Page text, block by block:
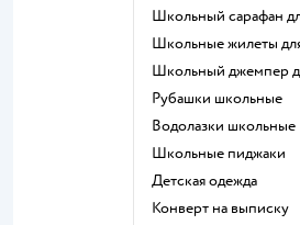
Школьный сарафан
Школьные жилеты
Школьный джемпер
Рубашки школьные
Водолазки школьные
Школьные пиджаки
Детская одежда
Конверт на выписку